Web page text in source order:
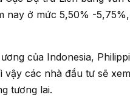
nay ở mức 5,50% -
các nhà đầu tư sẽ
tương lai.